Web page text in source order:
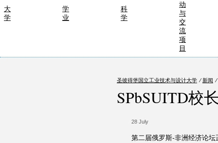
大
学
学
业
科
学
动
与
交
流
项
目
圣彼得堡国立工业技术与设计大学 ⁄ 新闻 ⁄
SPbSUITD校
28 July
第二届俄罗斯-非洲经济论